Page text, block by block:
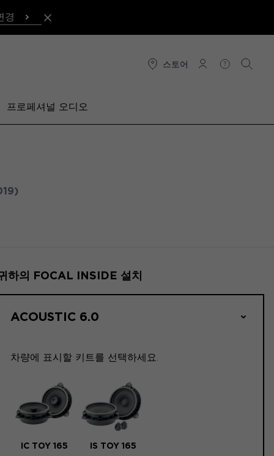
경
스토어
연결 도움말검색
프로페셔널 오디오
하의 FOCAL INSIDE 설치
ACOUSTIC 6.0
차량에 표시할 키트를 선택하세요.
IC TOY 165 IS TOY 165